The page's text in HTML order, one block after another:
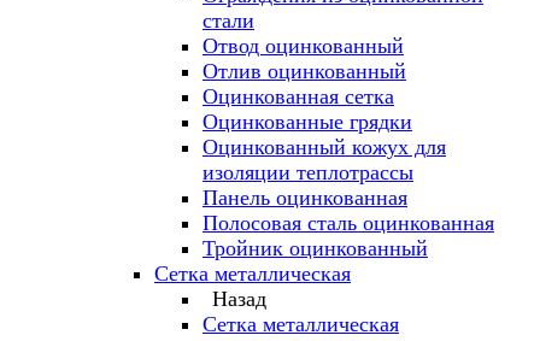
стали
Отвод оцинкованный
Отлив оцинкованный
Оцинкованная сетка
Оцинкованные грядки
Оцинкованный кожух для
изоляции теплотрассы
Панель оцинкованная
Полосовая сталь оцинкованная
Тройник оцинкованный
Сетка металлическая
Назад
Сетка металлическая